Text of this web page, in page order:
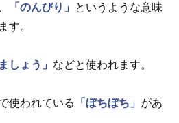
「のんびり」
というような意味
す。
しょう」 などと使われます。
使われている 「ぼちぼち」 があ